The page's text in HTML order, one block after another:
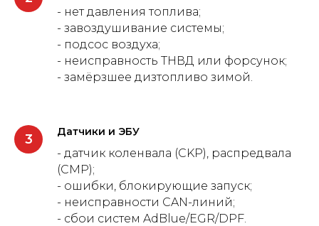
- нет давления топлива;
- завоздушивание системы;
- подсос воздуха;
- неисправность ТНВД или форсунок;
- замёрзшее дизтопливо зимой.
Датчики и ЭБУ
- датчик коленвала (CKP), распредвала
(CMP);
- ошибки, блокирующие запуск;
- неисправности CAN-линий;
- сбои систем AdBlue/EGR/DPF.